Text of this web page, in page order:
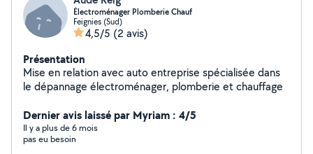
Électroménager Plomberie Chauf
Feignies (Sud)
4,5/5 (2 avis)
Présentation
Mise en relation avec auto entreprise spécialisée dans
le dépannage électroménager, plomberie et chauffage
Dernier avis laissé par Myriam : 4/5
Il y a plus de 6 mois
pas eu besoin